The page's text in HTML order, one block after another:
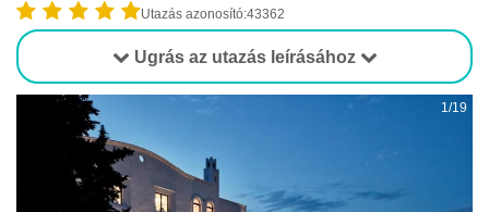
Utazás azonosító:43362
Ugrás az utazás leírásához
1/19